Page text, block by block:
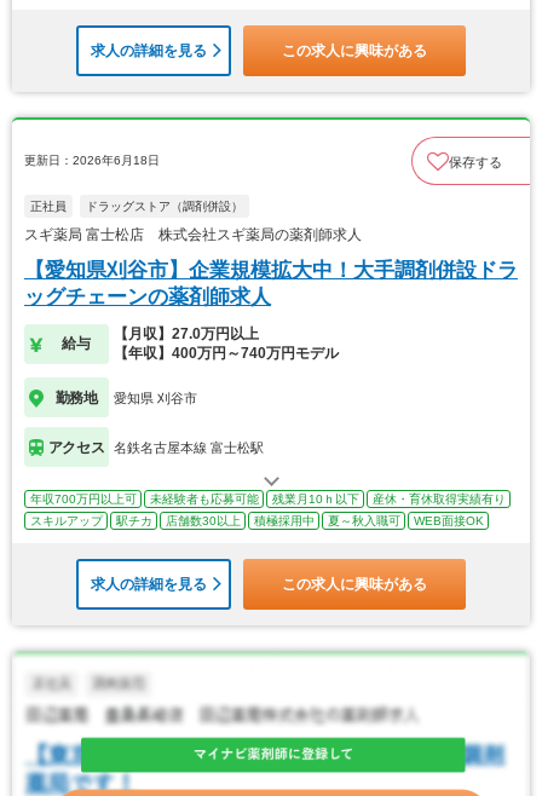
求人の詳細を見る この求人に興味がある
更新日：2026年6月18日 保存する
正社員 ドラッグストア（調剤併設）
スギ薬局 富士松店 株式会社スギ薬局の薬剤師求人
【愛知県刈谷市】企業規模拡大中！大手調剤併設ドラ
ッグチェーンの薬剤師求人
給与
【月収】27.0万円以上
【年収】400万円～740万円モデル
勤務地 愛知県 刈谷市
アクセス 名鉄名古屋本線 富士松駅
年収700万円以上可 未経験者も応募可能 残業月10ｈ以下
産休・育休取得実績有り
スキルアップ
駅チカ 店舗数30以上 積極採用中 夏～秋入職可 WEB面接OK
求人の詳細を見る この求人に興味がある